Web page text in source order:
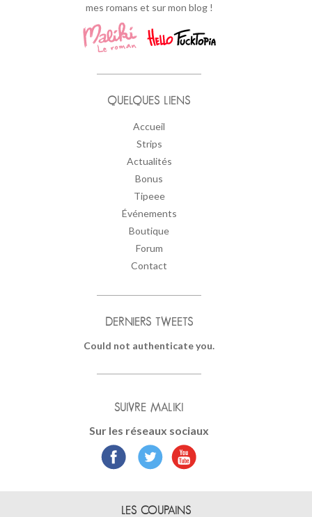
mes romans et sur mon blog !
QUELQUES LIENS
Accueil
Strips
Actualités
Bonus
Tipeee
Événements
Boutique
Forum
Contact
DERNIERS TWEETS
Could not authenticate you.
SUIVRE MALIKI
Sur les réseaux sociaux
LES COUPAINS